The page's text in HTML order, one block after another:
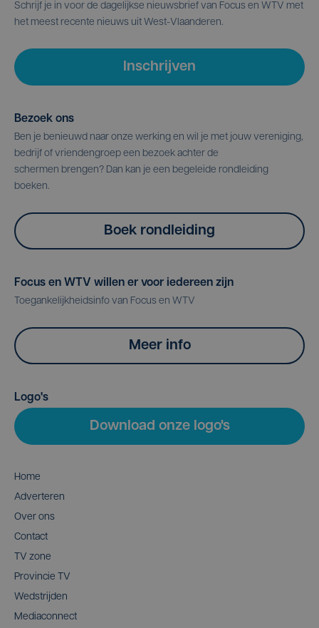
Schrijf je in voor de dagelijkse nieuwsbrief van Focus en WTV met
het meest recente nieuws uit West-Vlaanderen.
Inschrijven
Bezoek ons
Ben je benieuwd naar onze werking en wil je met jouw vereniging,
bedrijf of vriendengroep een bezoek achter de
schermen brengen? Dan kan je een begeleide rondleiding
boeken.
Boek rondleiding
Focus en WTV willen er voor iedereen zijn
Toegankelijkheidsinfo van Focus en WTV
Meer info
Logo's
Download onze logo's
Home
Adverteren
Over ons
Contact
TV zone
Provincie TV
Wedstrijden
Mediaconnect